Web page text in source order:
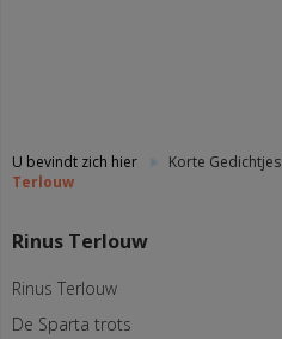
U bevindt zich hier Korte Gedichtjes
Terlouw
Rinus Terlouw
Rinus Terlouw
De Sparta trots